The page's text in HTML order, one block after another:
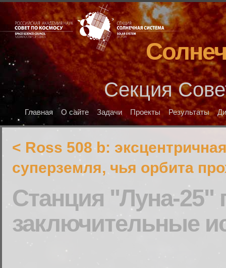
Секция
Главная О сайте Задачи Проекты Результаты
< Ross 508 b:
суперземля, чья орбита
Станция "Луна-25"
заключительные